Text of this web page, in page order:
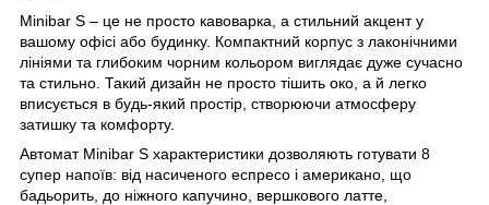
Minibar S – це не просто кавоварка, а стильний акцент у
вашому офісі або будинку. Компактний корпус з лаконічними
лініями та глибоким чорним кольором виглядає дуже сучасно
та стильно. Такий дизайн не просто тішить око, а й легко
вписується в будь-який простір, створюючи атмосферу
затишку та комфорту.
Автомат Minibar S характеристики дозволяють готувати 8
супер напоїв: від насиченого еспресо і американо, що
бадьорить, до ніжного капучино, вершкового латте,